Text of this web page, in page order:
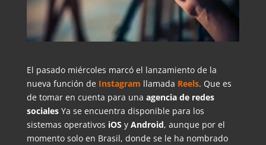
El pasado miércoles marcó el lanzamiento de la
nueva función de Instagram llamada Reels. Que es
de tomar en cuenta para una agencia de redes
socialesYa se encuentra disponible para los
sistemas operativos iOS y Android, aunque por el
momento solo en Brasil, donde se le ha nombrado